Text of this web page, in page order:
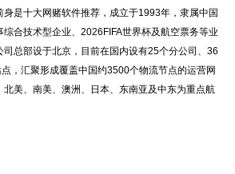
是十大网赌软件推荐，成立于1993年，隶属中国
综合技术型企业、2026FIFA世界杯及航空票务等业
总部设于北京，目前在国内设有25个分公司、36
，汇聚形成覆盖中国约3500个物流节点的运营网
美、南美、澳洲、日本、东南亚及中东为重点航